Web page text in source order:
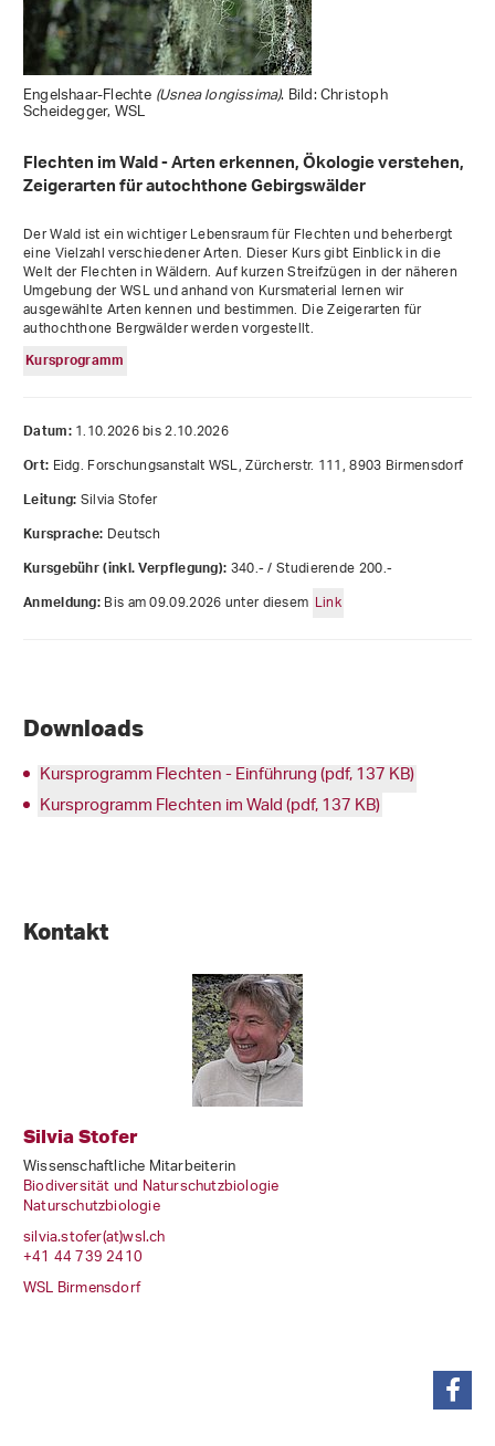
Engelshaar-Flechte(Usnea longissima). Bild: Christoph
Scheidegger, WSL
Flechten im Wald - Arten erkennen, Ökologie verstehen,
Zeigerarten für autochthone Gebirgswälder
Der Wald ist ein wichtiger Lebensraum für Flechten und beherbergt
eine Vielzahl verschiedener Arten. Dieser Kurs gibt Einblick in die
Welt der Flechten in Wäldern. Auf kurzen Streifzügen in der näheren
Umgebung der WSL und anhand von Kursmaterial lernen wir
ausgewählte Arten kennen und bestimmen. Die Zeigerarten für
authochthone Bergwälder werden vorgestellt.
Kursprogramm
Datum:1.10.2026 bis 2.10.2026
Ort: Eidg. Forschungsanstalt WSL, Zürcherstr. 111, 8903 Birmensdorf
Leitung:Silvia Stofer
Kursprache: Deutsch
Kursgebühr (inkl. Verpflegung):340.- / Studierende 200.-
Anmeldung:Bis am 09.09.2026 unter diesem Link
Downloads
Kursprogramm Flechten - Einführung (pdf, 137 KB)
Kursprogramm Flechten im Wald (pdf, 137 KB)
Kontakt
Silvia Stofer
Wissenschaftliche Mitarbeiterin
Biodiversität und Naturschutzbiologie
Naturschutzbiologie
silvia.stofer(at)wsl.ch
+41 44 739 2410
WSL Birmensdorf